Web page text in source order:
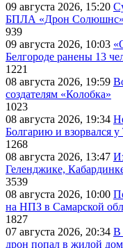
09 августа 2026, 15:20
БПЛА «Дрон Солюшнс»
939
09 августа 2026, 10:03
Белгороде ранены 13
1221
08 августа 2026, 19:59
создателям «Колобка»
1023
08 августа 2026, 19:34
Болгарию и взорвался у
1268
08 августа 2026, 13:47
Геленджике,
3539
08 августа 2026, 10:00
на НПЗ в Самарской
1827
07 августа 2026, 20:34 В
дрон попал в жилой дом